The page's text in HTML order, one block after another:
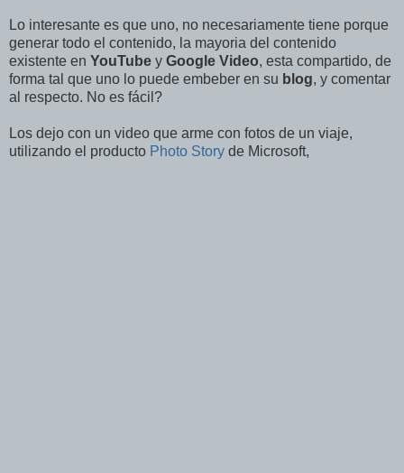
Lo interesante es que uno, no necesariamente tiene porque
generar todo el contenido, la mayoria del contenido
existente en YouTube y Google Video, esta compartido, de
forma tal que uno lo puede embeber en su blog, y comentar
al respecto. No es fácil?
Los dejo con un video que arme con fotos de un viaje,
utilizando el producto Photo Story de Microsoft,